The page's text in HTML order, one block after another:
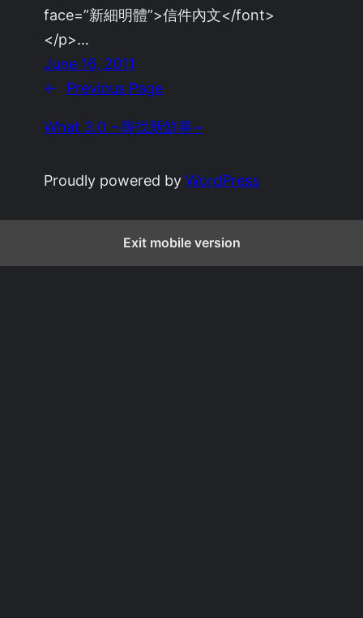
face=”新細明體”>信件內文</font>
</p>…
June 16, 2011
←
Previous Page
What 3.0 ~尋找新鮮事~
Proudly powered byWordPress
Exit mobile version